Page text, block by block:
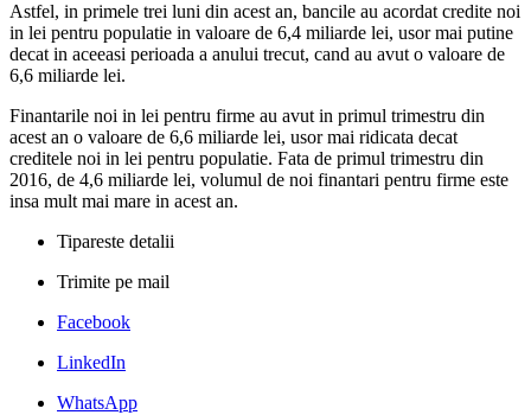
Astfel, in primele trei luni din acest an, bancile au acordat credite noi
in lei pentru populatie in valoare de 6,4 miliarde lei, usor mai putine
decat in aceeasi perioada a anului trecut, cand au avut o valoare de
6,6 miliarde lei.
Finantarile noi in lei pentru firme au avut in primul trimestru din
acest an o valoare de 6,6 miliarde lei, usor mai ridicata decat
creditele noi in lei pentru populatie. Fata de primul trimestru din
2016, de 4,6 miliarde lei, volumul de noi finantari pentru firme este
insa mult mai mare in acest an.
Tipareste detalii
Trimite pe mail
Facebook
LinkedIn
WhatsApp